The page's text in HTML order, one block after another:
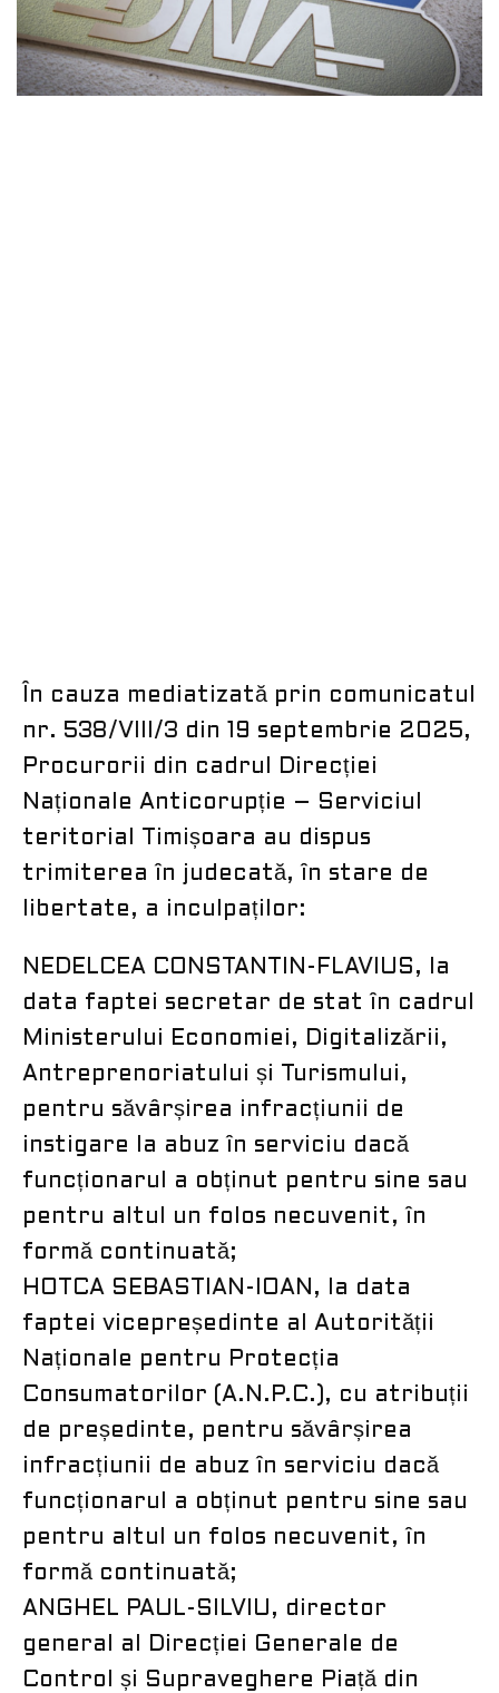
În cauza mediatizată prin comunicatul
nr. 538/VIII/3 din 19 septembrie 2025,
Procurorii din cadrul Direcției
Naționale Anticorupție – Serviciul
teritorial Timișoara au dispus
trimiterea în judecată, în stare de
libertate, a inculpaților:
NEDELCEA CONSTANTIN-FLAVIUS, la
data faptei secretar de stat în cadrul
Ministerului Economiei, Digitalizării,
Antreprenoriatului și Turismului,
pentru săvârșirea infracțiunii de
instigare la abuz în serviciu dacă
funcționarul a obținut pentru sine sau
pentru altul un folos necuvenit, în
formă continuată;
HOTCA SEBASTIAN-IOAN, la data
faptei vicepreședinte al Autorității
Naționale pentru Protecția
Consumatorilor (A.N.P.C.), cu atribuții
de președinte, pentru săvârșirea
infracțiunii de abuz în serviciu dacă
funcționarul a obținut pentru sine sau
pentru altul un folos necuvenit, în
formă continuată;
ANGHEL PAUL-SILVIU, director
general al Direcției Generale de
Control și Supraveghere Piață din